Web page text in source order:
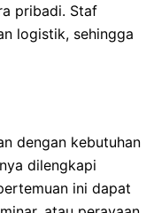
pribadi. Staf
logistik, sehingga
dengan kebutuhan
dilengkapi
ini dapat